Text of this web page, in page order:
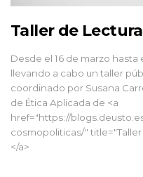
Taller de
Desde el 16 de marzo hasta
llevando a cabo un taller
coordinado por Susana
de Ética Aplicada de <a
href="https://
cosmopoliticas/"
</a>